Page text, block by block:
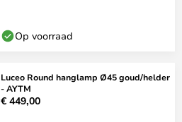
Op voorraad
Luceo Round hanglamp Ø45 goud/helder
- AYTM
€ 449,00